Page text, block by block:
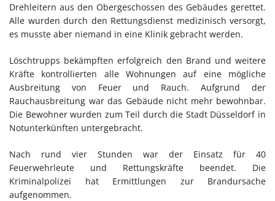
Drehleitern aus den Obergeschossen des Gebäudes gerettet.
Alle wurden durch den Rettungsdienst medizinisch versorgt,
es musste aber niemand in eine Klinik gebracht werden.
Löschtrupps bekämpften erfolgreich den Brand und weitere
Kräfte kontrollierten alle Wohnungen auf eine mögliche
Ausbreitung von Feuer und Rauch. Aufgrund der
Rauchausbreitung war das Gebäude nicht mehr bewohnbar.
Die Bewohner wurden zum Teil durch die Stadt Düsseldorf in
Notunterkünften untergebracht.
Nach rund vier Stunden war der Einsatz für 40
Feuerwehrleute und Rettungskräfte beendet. Die
Kriminalpolizei hat Ermittlungen zur Brandursache
aufgenommen.